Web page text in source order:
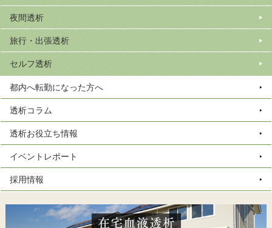
夜間透析
旅行・出張透析
セルフ透析
都内へ転勤になった方へ
透析コラム
透析お役立ち情報
イベントレポート
採用情報